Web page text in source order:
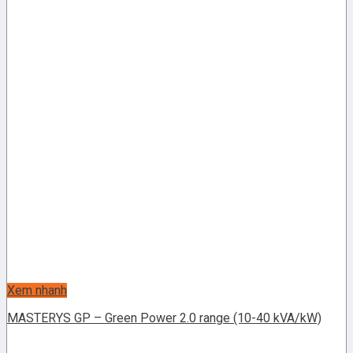
Xem nhanh
MASTERYS GP – Green Power 2.0 range (10-40 kVA/kW)